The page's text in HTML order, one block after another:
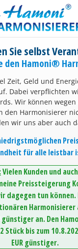
Sie selbst
den Hamoni®
Zeit, Geld und
Dabei verpflichten
Wir können
den Harmonisierer
wir uns aber auch
für alle leistbar
Vielen Kunden und
Preissteigerung
dagegen tun
Harmonisierer
günstiger an. Den
Stück bis zum
EUR günstiger.